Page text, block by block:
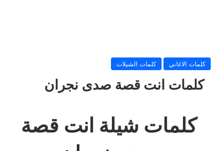
كلمات الاغاني كلمات الشيلات
كلمات انت قصة صدى نجران
كلمات شيلة انت قصة